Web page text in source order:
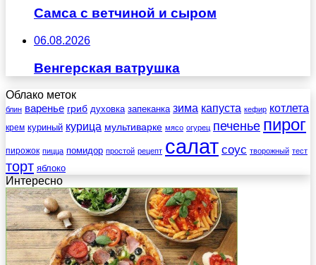
Самса с ветчиной и сыром
06.08.2026
Венгерская ватрушка
Облако меток
блин варенье гриб духовка запеканка зима капуста кефир котлета
крем куриный курица мультиварке мясо огурец печенье пирог
пирожок пицца помидор простой рецепт салат соус творожный тест
торт яблоко
Интересно